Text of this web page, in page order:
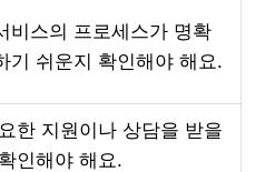
비스의 프로세스가 명확
기 쉬운지 확인해야 해요.
한 지원이나 상담을 받을
인해야 해요.